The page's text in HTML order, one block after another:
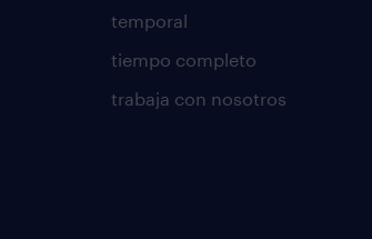
temporal
tiempo completo
trabaja con nosotros